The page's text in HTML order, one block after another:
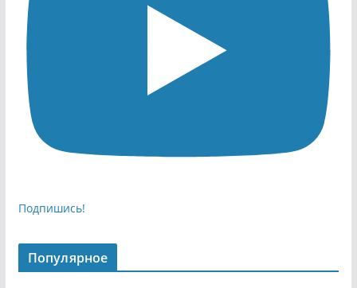
Подпишись!
Популярное